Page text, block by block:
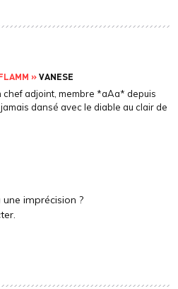
»VANESE
chef adjoint, membre *aAa* depuis
dansé avec le diable au clair de
imprécision ?